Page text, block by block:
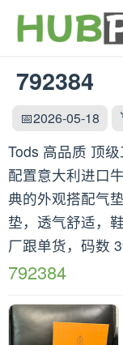
792384
📅2026-05-18
Tods 高品质 顶
配置意大利进口
典的外观搭配气
垫，透气舒适，
厂跟单货，码数
792384